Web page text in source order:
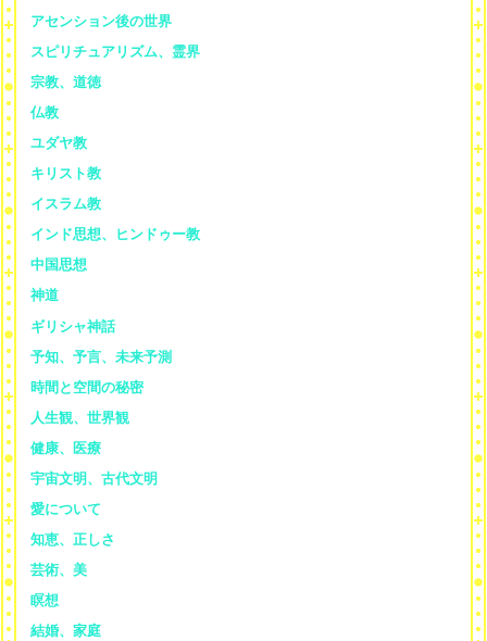
アセンション後の世界
スピリチュアリズム、霊界
宗教、道徳
仏教
ユダヤ教
キリスト教
イスラム教
インド思想、ヒンドゥー教
中国思想
神道
ギリシャ神話
予知、予言、未来予測
時間と空間の秘密
人生観、世界観
健康、医療
宇宙文明、古代文明
愛について
知恵、正しさ
芸術、美
瞑想
結婚、家庭